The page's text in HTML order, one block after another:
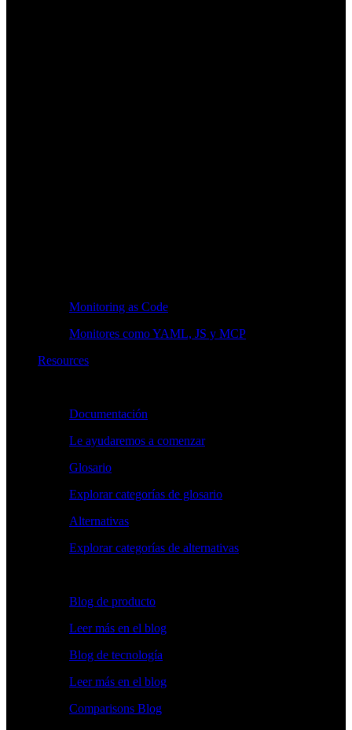
Monitoring as Code
Monitores como YAML, JS y MCP
Resources
Documentación
Le ayudaremos a comenzar
Glosario
Explorar categorías de glosario
Alternativas
Explorar categorías de alternativas
Blog de producto
Leer más en el blog
Blog de tecnología
Leer más en el blog
Comparisons Blog